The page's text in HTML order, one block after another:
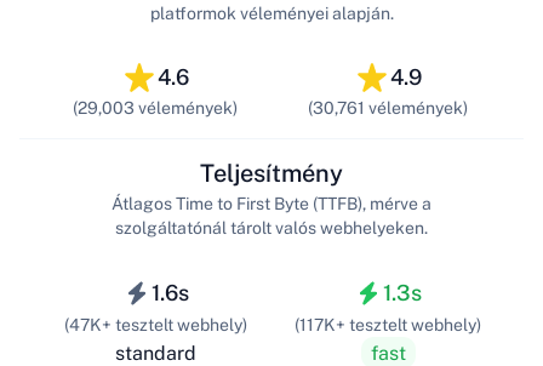
4.6
(29,003 vélemények)
platformok véleményei alapján.
4.9
(30,761 vélemények)
1.6s
(47K+ tesztelt webhely)
standard
Teljesítmény
Átlagos Time to First Byte (TTFB), mérve a
szolgáltatónál tárolt valós webhelyeken.
1.3s
(117K+ tesztelt webhely)
fast